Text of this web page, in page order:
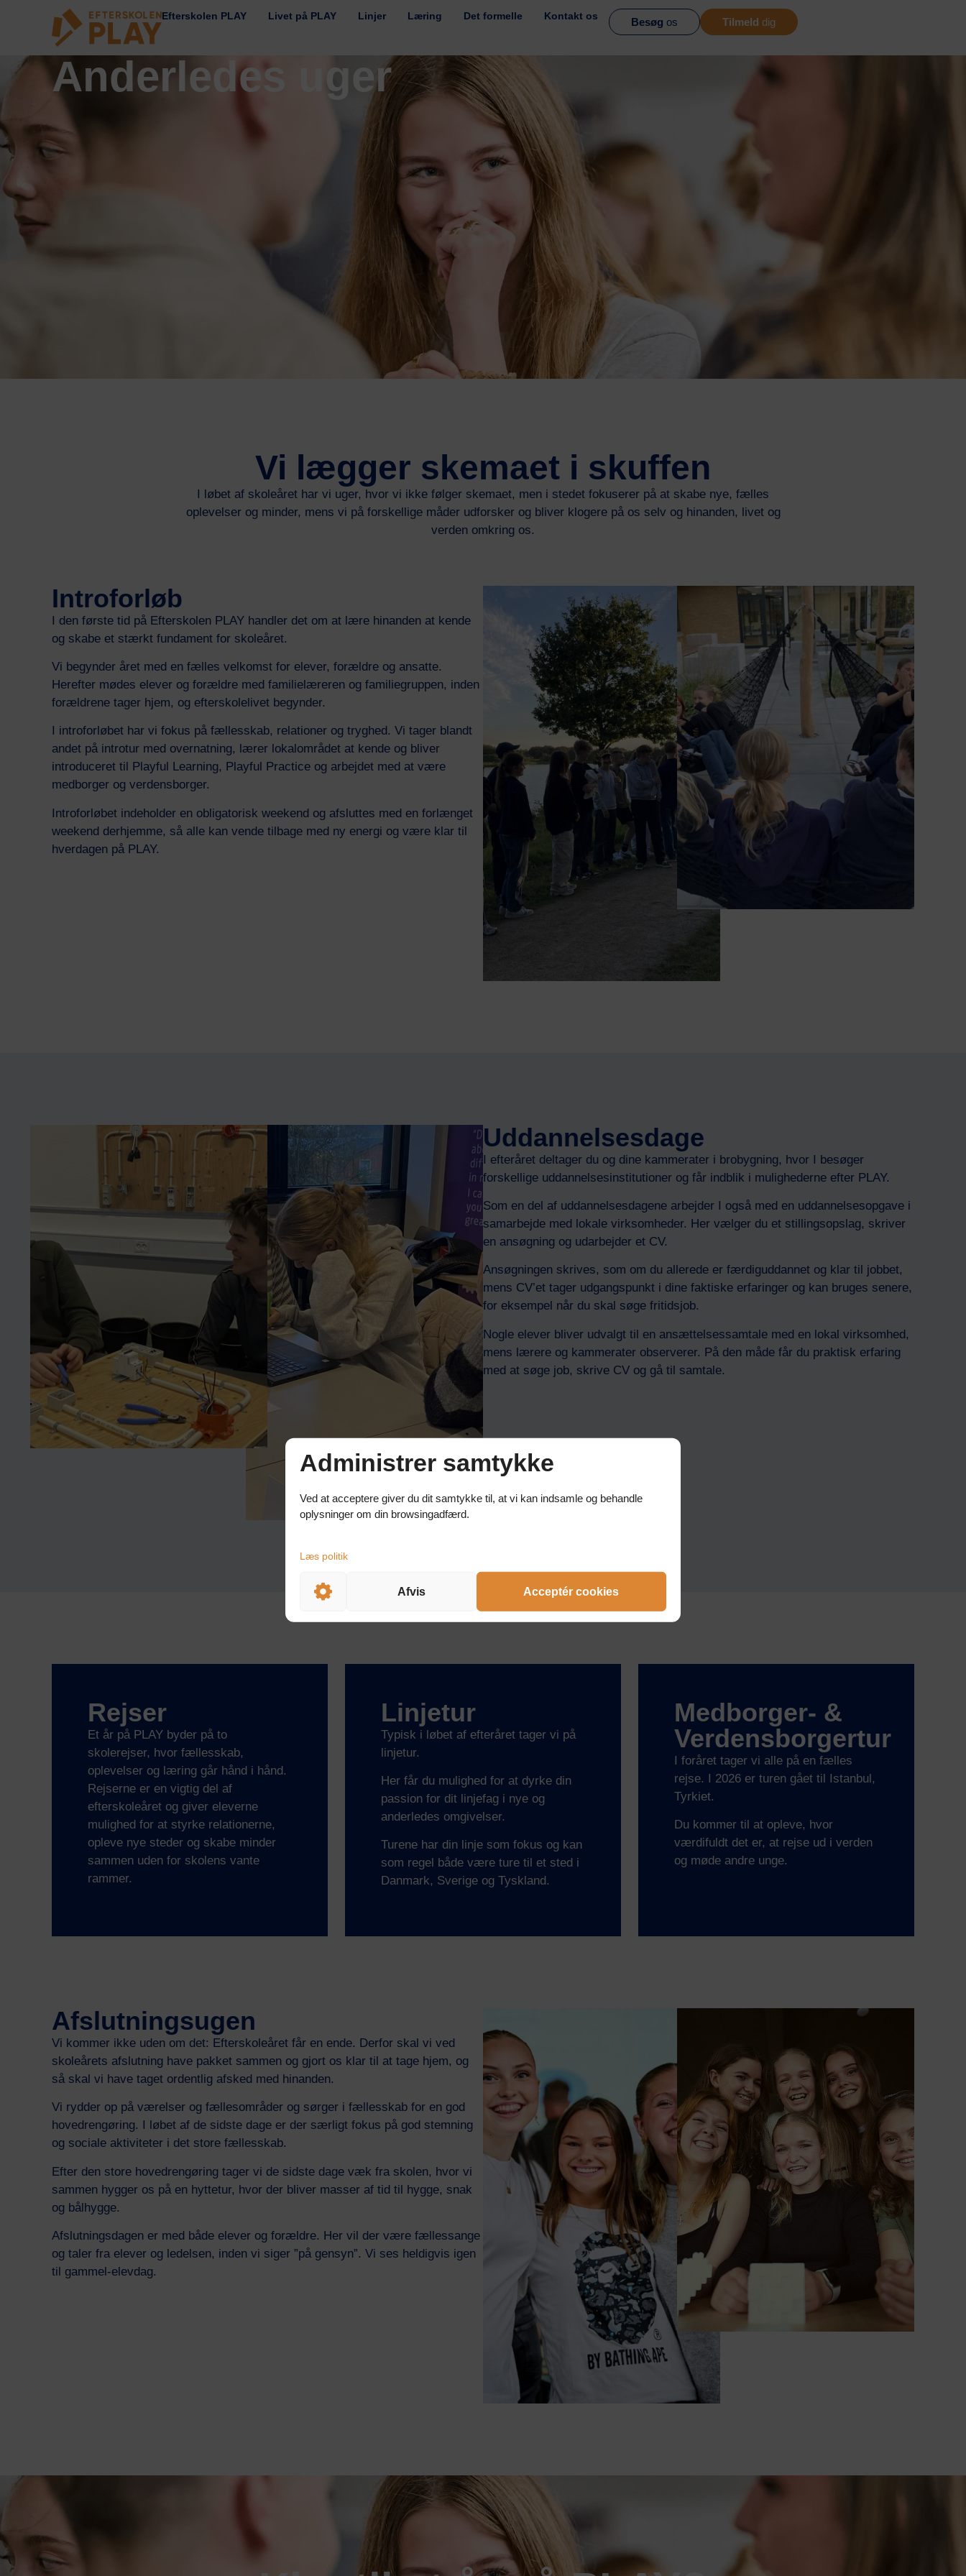
Administrer samtykke
Ved at acceptere giver du dit samtykke til, at vi kan indsamle og behandle
oplysninger om din browsingadfærd.
Acceptér cookies
Afvis
Efterskolen PLAY Livet på PLAY Linjer Læring Det formelle Kontakt os Besøg os Tilmeld dig
Anderledes uger
Vi lægger skemaet i skuffen
I løbet af skoleåret har vi uger, hvor vi ikke følger skemaet, men i stedet fokuserer på at skabe nye, fælles
oplevelser og minder, mens vi på forskellige måder udforsker og bliver klogere på os selv og hinanden, livet og
verden omkring os.
Introforløb
I den første tid på Efterskolen PLAY handler det om at lære hinanden at kende
og skabe et stærkt fundament for skoleåret.
Vi begynder året med en fælles velkomst for elever, forældre og ansatte.
Herefter mødes elever og forældre med familielæreren og familiegruppen, inden
forældrene tager hjem, og efterskolelivet begynder.
I introforløbet har vi fokus på fællesskab, relationer og tryghed. Vi tager blandt
andet på introtur med overnatning, lærer lokalområdet at kende og bliver
introduceret til Playful Learning, Playful Practice og arbejdet med at være
medborger og verdensborger.
Introforløbet indeholder en obligatorisk weekend og afsluttes med en forlænget
weekend derhjemme, så alle kan vende tilbage med ny energi og være klar til
hverdagen på PLAY.
Uddannelsesdage
I efteråret deltager du og dine kammerater i brobygning, hvor I besøger
forskellige uddannelsesinstitutioner og får indblik i mulighederne efter PLAY.
Som en del af uddannelsesdagene arbejder I også med en uddannelsesopgave i
samarbejde med lokale virksomheder. Her vælger du et stillingsopslag, skriver
en ansøgning og udarbejder et CV.
Ansøgningen skrives, som om du allerede er færdiguddannet og klar til jobbet,
mens CV’et tager udgangspunkt i dine faktiske erfaringer og kan bruges senere,
for eksempel når du skal søge fritidsjob.
Nogle elever bliver udvalgt til en ansættelsessamtale med en lokal virksomhed,
mens lærere og kammerater observerer. På den måde får du praktisk erfaring
med at søge job, skrive CV og gå til samtale.
Rejser
Et år på PLAY byder på to
skolerejser, hvor fællesskab,
oplevelser og læring går hånd i hånd.
Rejserne er en vigtig del af
efterskoleåret og giver eleverne
mulighed for at styrke relationerne,
opleve nye steder og skabe minder
sammen uden for skolens vante
rammer.
Linjetur
Typisk i løbet af efteråret tager vi på
linjetur.
Her får du mulighed for at dyrke din
passion for dit linjefag i nye og
anderledes omgivelser.
Turene har din linje som fokus og kan
som regel både være ture til et sted i
Danmark, Sverige og Tyskland.
Medborger- &
Verdensborgertur
I foråret tager vi alle på en fælles
rejse. I 2026 er turen gået til Istanbul,
Tyrkiet.
Du kommer til at opleve, hvor
værdifuldt det er, at rejse ud i verden
og møde andre unge.
Afslutningsugen
Vi kommer ikke uden om det: Efterskoleåret får en ende. Derfor skal vi ved
skoleårets afslutning have pakket sammen og gjort os klar til at tage hjem, og
så skal vi have taget ordentlig afsked med hinanden.
Vi rydder op på værelser og fællesområder og sørger i fællesskab for en god
hovedrengøring. I løbet af de sidste dage er der særligt fokus på god stemning
og sociale aktiviteter i det store fællesskab.
Efter den store hovedrengøring tager vi de sidste dage væk fra skolen, hvor vi
sammen hygger os på en hyttetur, hvor der bliver masser af tid til hygge, snak
og bålhygge.
Afslutningsdagen er med både elever og forældre. Her vil der være fællessange
og taler fra elever og ledelsen, inden vi siger ”på gensyn”. Vi ses heldigvis igen
til gammel-elevdag.